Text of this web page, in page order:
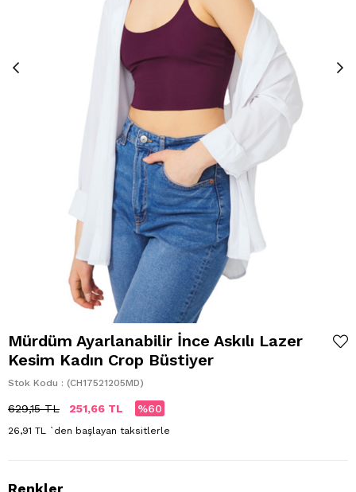
Mürdüm Ayarlanabilir İnce Askılı Lazer
Kesim Kadın Crop Büstiyer
Stok Kodu (CH17521205MD)
629,15 TL 251,66 TL 60
26,91 TL `den başlayan taksitlerle